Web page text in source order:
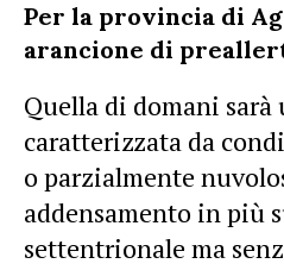
Per la provincia di
arancione di
Quella di domani
caratterizzata da
o parzialmente
addensamento in più
settentrionale ma